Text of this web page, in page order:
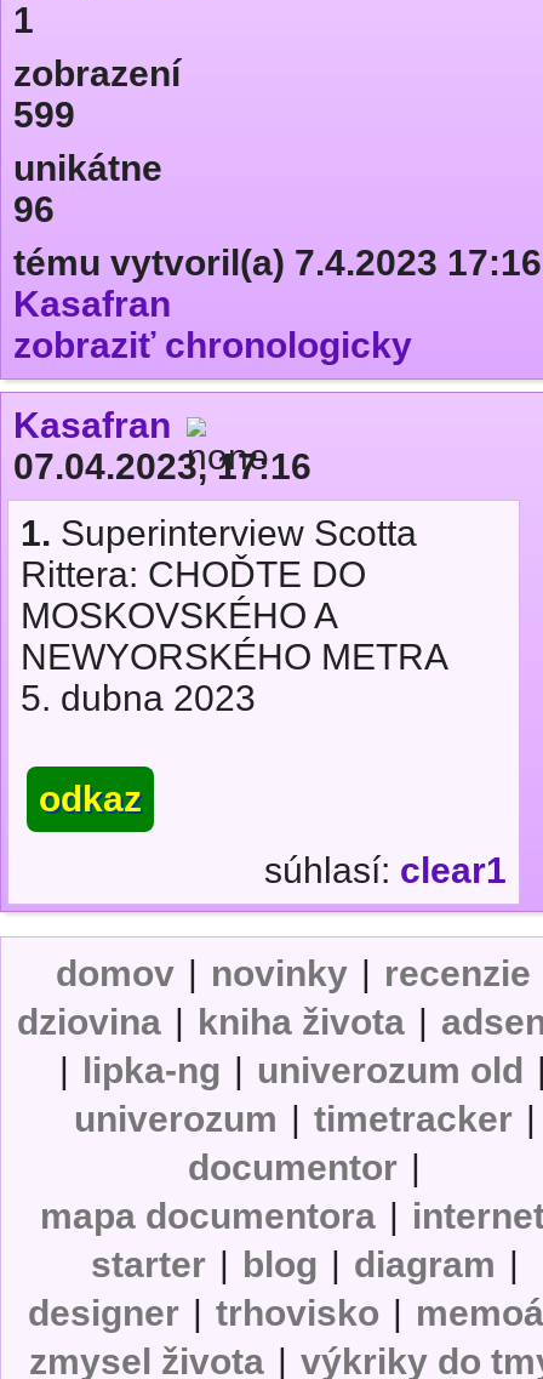
1
zobrazení
599
unikátne
96
tému vytvoril(a) 7.4.2023 17:16
Kasafran
zobraziť chronologicky
Kasafran
07.04.2023, 17:16
1. Superinterview Scotta
Rittera: CHOĎTE DO
MOSKOVSKÉHO A
NEWYORSKÉHO METRA
5. dubna 2023
odkaz
súhlasí: clear1
domov | novinky | recenzie
dziovina | kniha života |
| lipka-ng | univerozum old
univerozum | timetracker |
documentor |
mapa documentora |
starter | blog | diagram |
designer | trhovisko |
zmysel života | výkriky do